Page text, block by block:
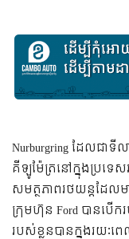
Nurburgring ដែលជា
គីឡូម៉ែត្រនៅក្នុងប្រទេស
សមត្ថភាពរថយន្តដែ
ក្រុមហ៊ុន Ford បានបើករ
របស់ខ្លួនបានក្នុងរយៈ